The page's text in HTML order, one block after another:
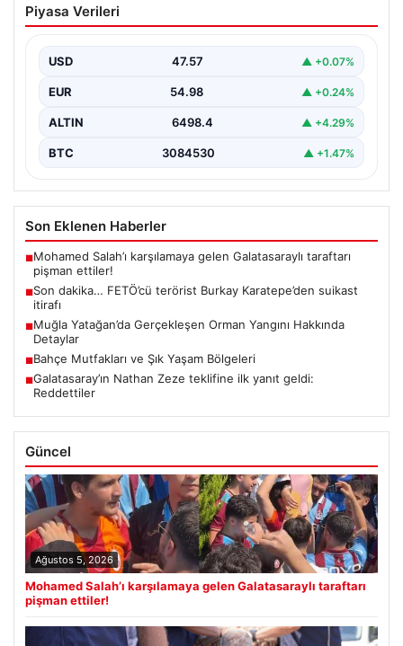
Karatepe’den suikast itirafı
Afyonkarahisar, Eskişehir ve Muğla emniyet
müdürlüklerince yürütülen ortak çalışma sonucu…
Piyasa Verileri
USD 47.57 ▲ +0.07%
EUR 54.98 ▲ +0.24%
ALTIN 6498.4 ▲ +4.29%
BTC 3084530 ▲ +1.47%
Son Eklenen Haberler
■Mohamed Salah’ı karşılamaya gelen Galatasaraylı taraftarı
pişman ettiler!
■Son dakika… FETÖ’cü terörist Burkay Karatepe’den suikast
itirafı
■Muğla Yatağan’da Gerçekleşen Orman Yangını Hakkında
Detaylar
■Bahçe Mutfakları ve Şık Yaşam Bölgeleri
■Galatasaray’ın Nathan Zeze teklifine ilk yanıt geldi:
Reddettiler
Güncel
Ağustos 5, 2026
Mohamed Salah’ı karşılamaya gelen Galatasaraylı taraftarı
pişman ettiler!